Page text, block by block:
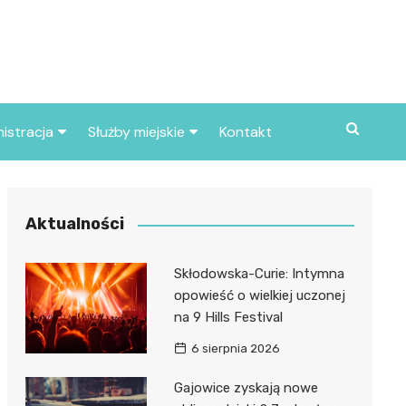
miasta
Służby miejskie
Policja
Kontakt
Aktualności
Skłodowska-Curie: Intymna
opowieść o wielkiej uczonej
na 9 Hills Festival
6 sierpnia 2026
Gajowice zyskają nowe